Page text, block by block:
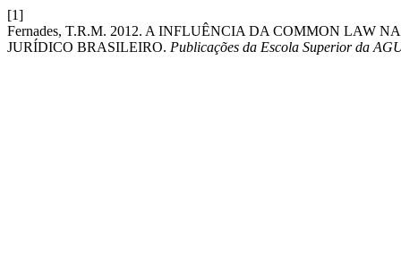
[1]
Fernades, T.R.M. 2012. A INFLUÊNCIA DA COMMON LAW
JURÍDICO BRASILEIRO. Publicações da Escola Superior da